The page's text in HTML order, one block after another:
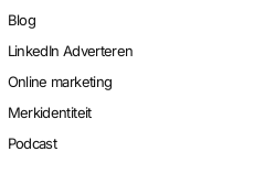
Blog
LinkedIn Adverteren
Online marketing
Merkidentiteit
Podcast